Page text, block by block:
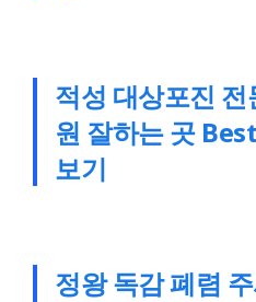
적성 대상포진 전
원 잘하는 곳
보기
정왕 독감 폐렴